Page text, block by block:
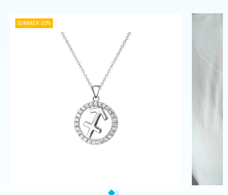
SUMMER -30%